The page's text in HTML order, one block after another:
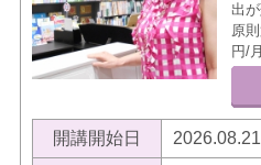
出
原
円/
開講開始日 2026.08.21